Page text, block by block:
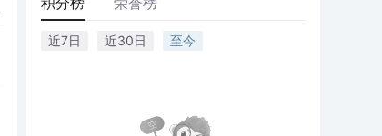
近7日 近30日 至今